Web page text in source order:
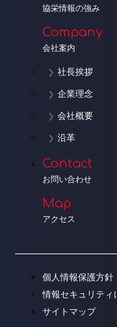
協栄情報の強み
Company
会社案内
社長挨拶
企業理念
会社概要
沿革
Contact
お問い合わせ
Map
アクセス
個人情報保護方針
情報セキュリティ
サイトマップ